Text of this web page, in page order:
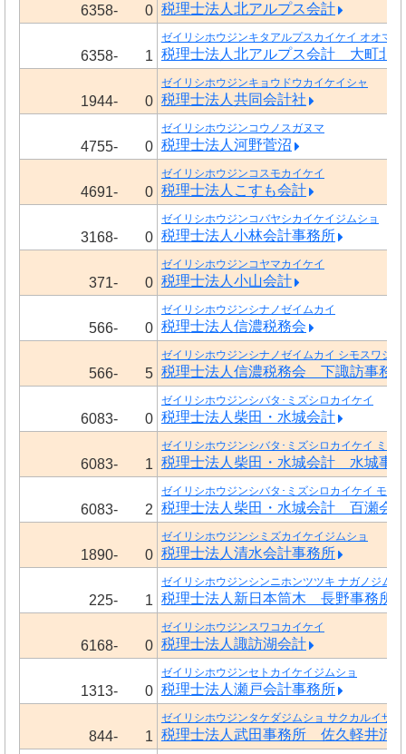
6358- 0 税理士法人北アルプス会計
6358- 1
ゼイリシホウジンキタアルプスカイケイ オオマチ
税理士法人北アルプス会計 大町北
1944- 0
ゼイリシホウジンキョウドウカイケイシャ
税理士法人共同会計社
4755- 0
ゼイリシホウジンコウノスガヌマ
税理士法人河野菅沼
4691- 0
ゼイリシホウジンコスモカイケイ
税理士法人こすも会計
3168- 0
ゼイリシホウジンコバヤシカイケイジムショ
税理士法人小林会計事務所
371- 0
ゼイリシホウジンコヤマカイケイ
税理士法人小山会計
566- 0
ゼイリシホウジンシナノゼイムカイ
税理士法人信濃税務会
566- 5
ゼイリシホウジンシナノゼイムカイ シモスワジム
税理士法人信濃税務会 下諏訪事務
6083- 0
ゼイリシホウジンシバタ･ミズシロカイケイ
税理士法人柴田・水城会計
6083- 1
ゼイリシホウジンシバタ･ミズシロカイケイ ミズ
税理士法人柴田・水城会計 水城事
6083- 2
ゼイリシホウジンシバタ･ミズシロカイケイ モモ
税理士法人柴田・水城会計 百瀬会
1890- 0
ゼイリシホウジンシミズカイケイジムショ
税理士法人清水会計事務所
225- 1
ゼイリシホウジンシンニホンツツキ ナガノジムシ
税理士法人新日本筒木 長野事務所
6168- 0
ゼイリシホウジンスワコカイケイ
税理士法人諏訪湖会計
1313- 0
ゼイリシホウジンセトカイケイジムショ
税理士法人瀬戸会計事務所
844- 1
ゼイリシホウジンタケダジムショ サクカルイザワ
税理士法人武田事務所 佐久軽井沢